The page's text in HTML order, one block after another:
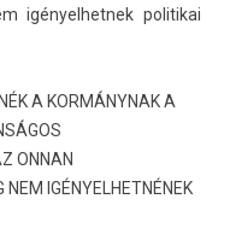
igényel­hetnek politikai
A KORMÁNYNAK A
ONNAN
IGÉNYELHETNÉNEK